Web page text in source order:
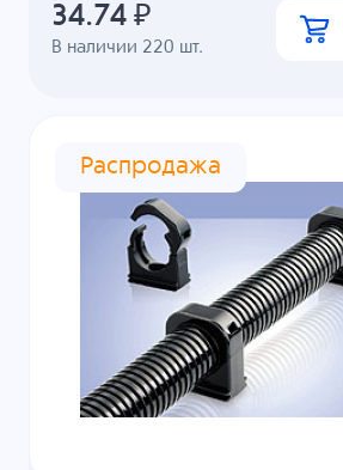
В наличии 220 шт.
34.74 ₽
Распродажа